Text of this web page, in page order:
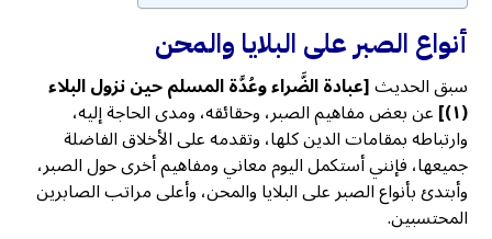
أنواع الصبر على البلايا والمحن
سبق الحديث[عبادة الضَّراء وعُدَّة المسلم حين نزول البلاء
(١) ]عن بعض مفاهيم الصبر، وحقائقه، ومدى الحاجة إليه،
وارتباطه بمقامات الدين كلها، وتقدمه على الأخلاق الفاضلة
جميعها، فإنني أستكمل اليوم معاني ومفاهيم أخرى حول الصبر،
وأبتدئ بأنواع الصبر على البلايا والمحن، وأعلى مراتب الصابرين
المحتسبين.